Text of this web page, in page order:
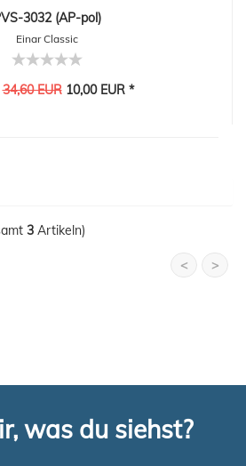
3032 (AP-pol)
Einar Classic
34,60 EUR10,00 EUR *
3 Artikeln)
< >
was du siehst?